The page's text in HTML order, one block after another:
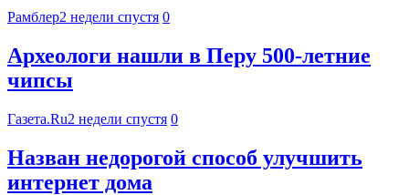
Рамблер2 недели спустя 0
Археологи нашли в Перу 500-летние
чипсы
Газета.Ru2 недели спустя 0
Назван недорогой способ улучшить
интернет дома